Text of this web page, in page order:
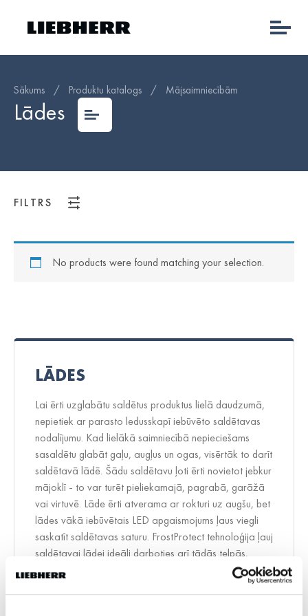
Sākums / Produktu katalogs / Mājsaimniecībām
Lādes
FILTRS
No products were found matching your selection.
LĀDES
Lai ērti uzglabātu saldētus produktus lielā daudzumā,
nepietiek ar parasto ledusskapī iebūvēto saldētavas
nodalījumu. Kad lielākā saimniecībā nepieciešams
sasaldētu glabāt gaļu, augļus un ogas, visērtāk to darīt
saldētavā lādē. Šādu saldētavu ļoti ērti novietot jebkur
mājoklī - to var turēt pieliekamajā, pagrabā, garāžā
vai virtuvē. Lāde ērti atverama ar rokturi uz augšu, bet
lādes vākā iebūvētais LED apgaismojums ļaus viegli
saskatīt saldētavas saturu. FrostProtect tehnoloģija ļauj
saldētavai lādei ideāli darboties arī tādās telpās,
kurās gaisa temperatūra noslīd zem +10 grādiem. Šīs
saldētavas lādes var darboties arī mājas pagrabā,